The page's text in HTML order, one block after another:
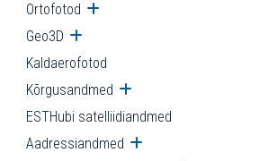
Ortofotod Ava alammenüü
Geo3D Ava alammenüü
Kaldaerofotod
Kõrgusandmed Ava alammenüü
ESTHubi satelliidiandmed
Aadressiandmed Ava alammenüü